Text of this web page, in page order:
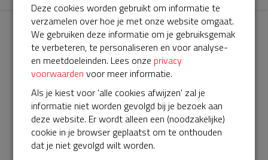
AED360-ProCardio
ServiceBuurtAED wordt aangeboden door de Hartstichting en
AED360-ProCardio. Net als bij BuurtAED is AED360-ProCardio
de leverancier van het servicepakket en ontzorgen zij jou de
Deze cookies worden gebruikt om informatie te
verzamelen over hoe je met onze website omgaat.
We gebruiken deze informatie om je gebruiksgemak
te verbeteren, te personaliseren en voor analyse-
en meetdoeleinden. Lees onze privacy
voorwaarden voor meer informatie.
Als je kiest voor 'alle cookies afwijzen' zal je
informatie niet worden gevolgd bij je bezoek aan
deze website. Er wordt alleen een (noodzakelijke)
cookie in je browser geplaatst om te onthouden
dat je niet gevolgd wilt worden.